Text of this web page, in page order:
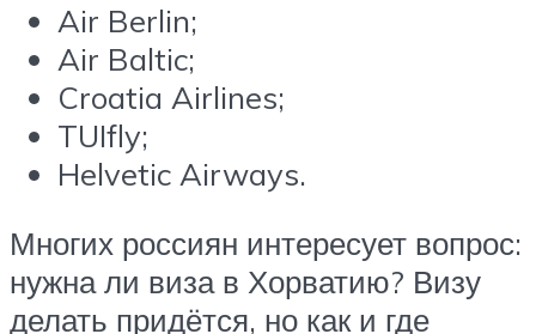
Air Berlin;
Air Baltic;
Croatia Airlines;
TUIfly;
Helvetic Airways.
Многих россиян интересует вопрос:
нужна ли виза в Хорватию? Визу
делать придётся, но как и где